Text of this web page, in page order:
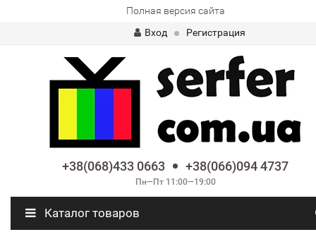
Полная версия сайта
Вход
Регистрация
+38(068)433 0663 +38(066)094 4737
Пн—Пт 11:00—19:00
Каталог товаров